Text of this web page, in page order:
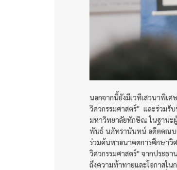
นอกจากนี้ยังมีเวทีเสวนาพิเ
วิศวกรรมศาสตร์" และร่วมรั
มหาวิทยาลัยทักษิณ ในฐานะ
พันธ์ นภัทรานันทน์ อดีตคณบ
ร่วมค้นหาอนาคตการศึกษาวิ
วิศวกรรมศาสตร์" จากประธ
ถึงความท้าทายและโอกาสใ